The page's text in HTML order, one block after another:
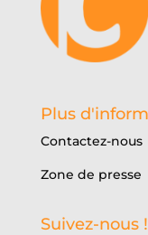
Plus
Contactez-nous
Zone de presse
Suivez-nous !